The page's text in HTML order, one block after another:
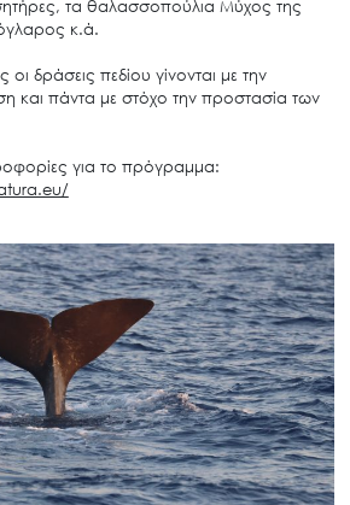
τα θαλασσοπούλια Μύχος της
κ.ά.
οι δράσεις πεδίου γίνονται με την
και πάντα με στόχο την προστασία των
για το πρόγραμμα: